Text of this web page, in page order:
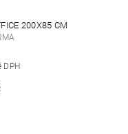
200X85 CM